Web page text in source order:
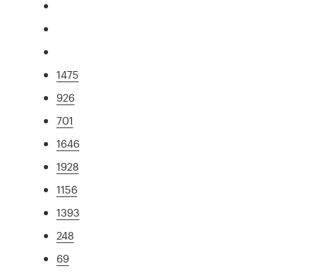
1475
926
701
1646
1928
1156
1393
248
69